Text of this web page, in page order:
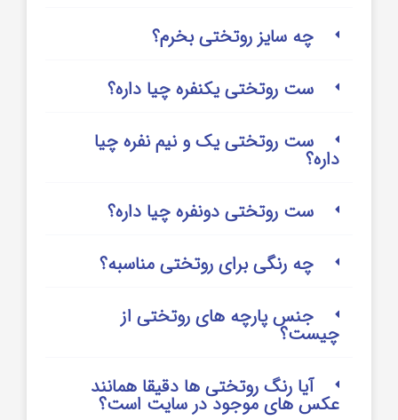
چه سایز روتختی بخرم؟
ست روتختی یکنفره چیا داره؟
ست روتختی یک و نیم نفره چیا
داره؟
ست روتختی دونفره چیا داره؟
چه رنگی برای روتختی مناسبه؟
جنس پارچه های روتختی از
چیست؟
آیا رنگ روتختی ها دقیقا همانند
عکس های موجود در سایت است؟